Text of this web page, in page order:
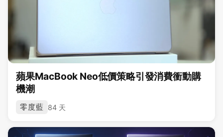
蘋果MacBook Neo低價策略引發消費衝動購
機潮
零度藍 84 天